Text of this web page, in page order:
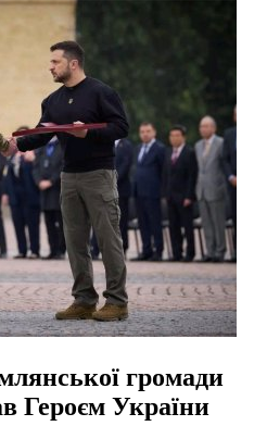
громади
Героєм України